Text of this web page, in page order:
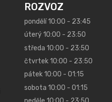
ROZVOZ
pondělí 10:00 - 23:45
úterý 10:00 - 23:50
středa 10:00 - 23:50
čtvrtek 10:00 - 23:50
pátek 10:00 - 01:15
sobota 10:00 - 01:15